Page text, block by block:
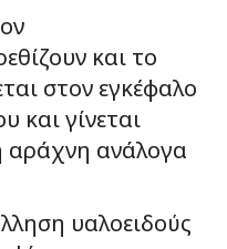
και το
στον εγκέφαλο
και γίνεται
αράχνη ανάλογα
υαλοειδούς